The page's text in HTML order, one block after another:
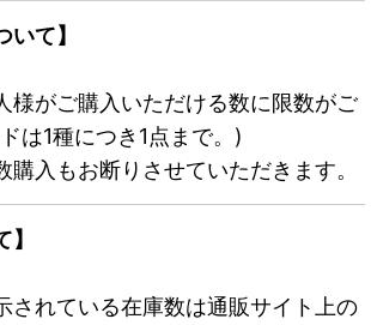
いて】
様がご購入いただける数に限数がご
は1種につき1点まで。)
購入もお断りさせていただきます。
されている在庫数は通販サイト上の